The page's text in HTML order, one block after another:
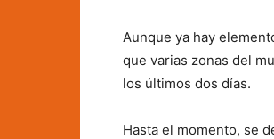
Aunque ya hay
que varias zonas del
los últimos dos días.
Hasta el momento, se